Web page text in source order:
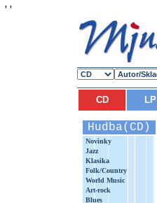
' '
CD LP
Hudba(CD)
Novinky
Jazz
Klasika
Folk/Country
World Music
Art-rock
Blues